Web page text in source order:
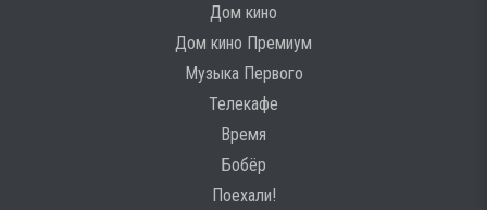
Дом кино
Дом кино Премиум
Музыка Первого
Телекафе
Время
Бобёр
Поехали!